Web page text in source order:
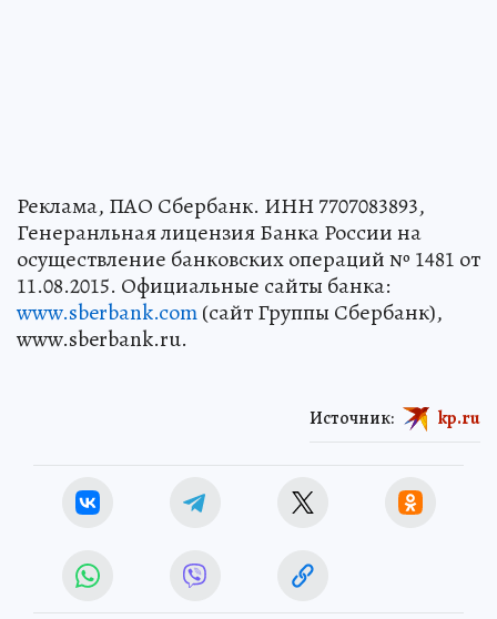
Реклама, ПАО Сбербанк. ИНН 7707083893,
Генеранльная лицензия Банка России на
осуществление банковских операций № 1481 от
11.08.2015. Официальные сайты банка:
www.sberbank.com(сайт Группы Сбербанк),
www.sberbank.ru.
Источник: kp.ru